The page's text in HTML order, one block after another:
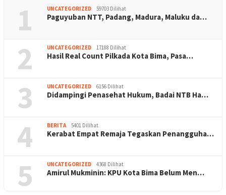
1 UNCATEGORIZED 59703 Dilihat
Paguyuban NTT, Padang, Madura, Maluku da…
2 UNCATEGORIZED 17188 Dilihat
Hasil Real Count Pilkada Kota Bima, Pasa…
3 UNCATEGORIZED 6156 Dilihat
Didampingi Penasehat Hukum, Badai NTB Ha…
4 BERITA 5401 Dilihat
Kerabat Empat Remaja Tegaskan Penangguha…
5 UNCATEGORIZED 4368 Dilihat
Amirul Mukminin: KPU Kota Bima Belum Men…